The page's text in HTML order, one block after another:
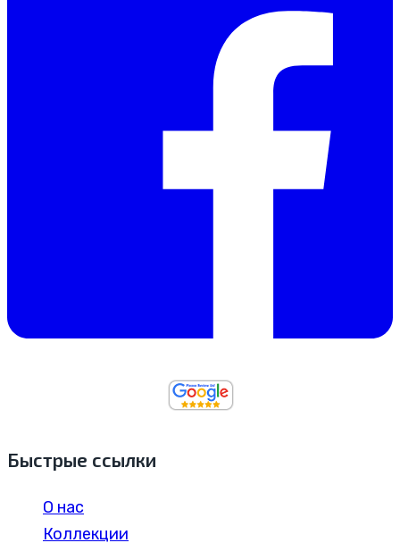
Быстрые ссылки
О нас
Коллекции